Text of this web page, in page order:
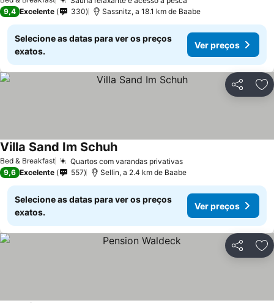
9,4 Excelente 330 Sassnitz, a 18.1 km de Baabe
Selecione as datas para ver os preços
exatos.
Ver preços
Partilhar
Bed & Breakfast Quartos com varandas privativas
Villa Sand Im Schuh
9,6 Excelente 557 Sellin, a 2.4 km de Baabe
Selecione as datas para ver os preços
exatos.
Ver preços
Partilhar